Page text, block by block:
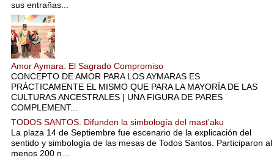
sus entrañas...
Amor Aymara: El Sagrado Compromiso
CONCEPTO DE AMOR PARA LOS AYMARAS ES
PRÁCTICAMENTE EL MISMO QUE PARA LA MAYORÍA DE LAS
CULTURAS ANCESTRALES | UNA FIGURA DE PARES
COMPLEMENT...
TODOS SANTOS. Difunden la simbología del mast’aku
La plaza 14 de Septiembre fue escenario de la explicación del
sentido y simbología de las mesas de Todos Santos. Participaron al
menos 200 n...